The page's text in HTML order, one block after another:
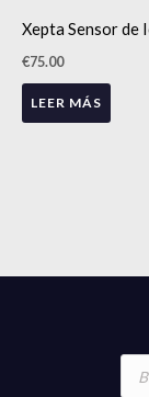
Xepta Sensor de
€75.00
LEER MÁS